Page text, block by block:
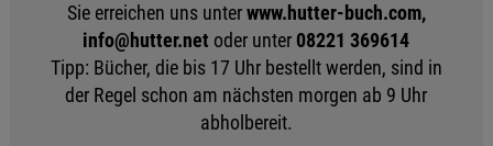
Sie erreichen uns unterwww.hutter-buch.com,
info@hutter.net oder unter 08221 369614
Tipp: Bücher, die bis 17 Uhr bestellt werden, sind in
der Regel schon am nächsten morgen ab 9 Uhr
abholbereit.